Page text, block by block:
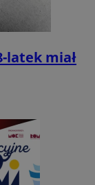
latek miał